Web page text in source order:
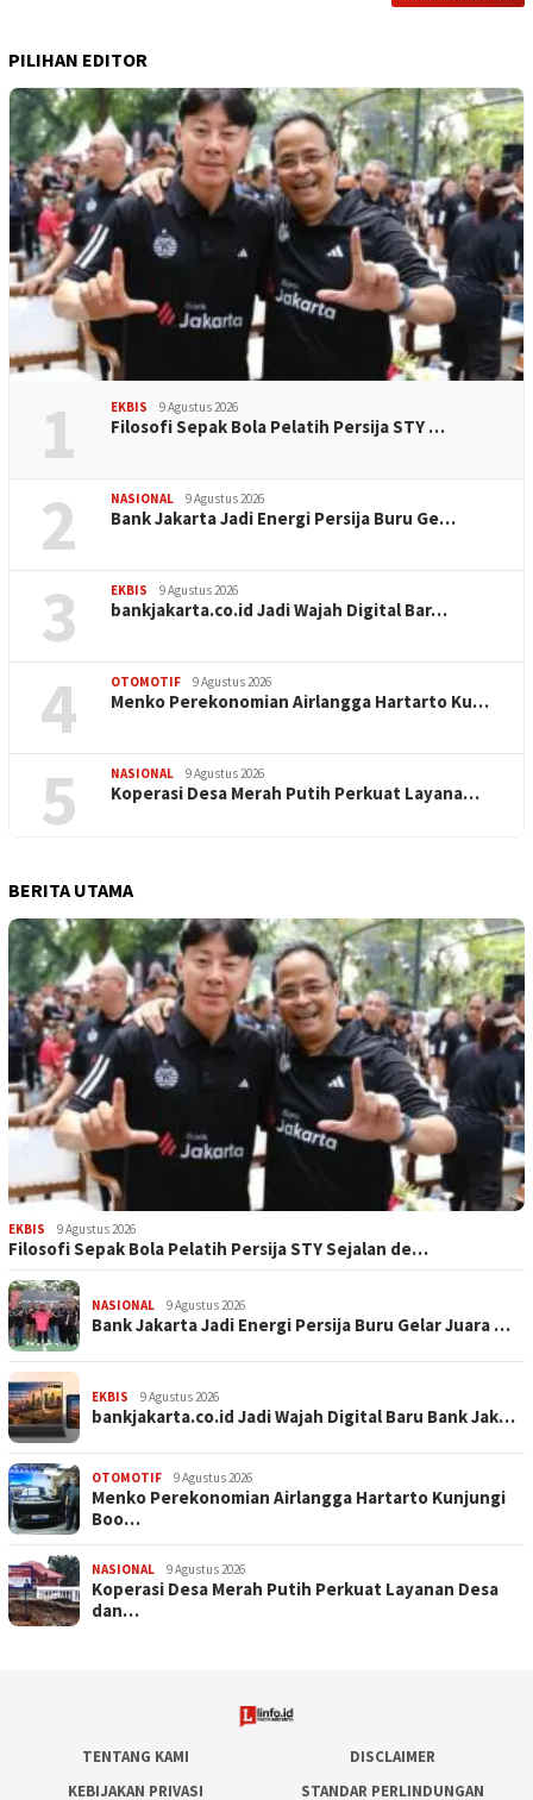
PILIHAN EDITOR
1 EKBIS 9 Agustus 2026
Filosofi Sepak Bola Pelatih Persija STY …
2 NASIONAL 9 Agustus 2026
Bank Jakarta Jadi Energi Persija Buru Ge…
3 EKBIS 9 Agustus 2026
bankjakarta.co.id Jadi Wajah Digital Bar…
4 OTOMOTIF 9 Agustus 2026
Menko Perekonomian Airlangga Hartarto Ku…
5 NASIONAL 9 Agustus 2026
Koperasi Desa Merah Putih Perkuat Layana…
BERITA UTAMA
EKBIS 9 Agustus 2026
Filosofi Sepak Bola Pelatih Persija STY Sejalan de…
NASIONAL 9 Agustus 2026
Bank Jakarta Jadi Energi Persija Buru Gelar Juara …
EKBIS 9 Agustus 2026
bankjakarta.co.id Jadi Wajah Digital Baru Bank Jak…
OTOMOTIF 9 Agustus 2026
Menko Perekonomian Airlangga Hartarto Kunjungi
Boo…
NASIONAL 9 Agustus 2026
Koperasi Desa Merah Putih Perkuat Layanan Desa
dan…
TENTANG KAMI
DISCLAIMER
KEBIJAKAN PRIVASI
STANDAR PERLINDUNGAN